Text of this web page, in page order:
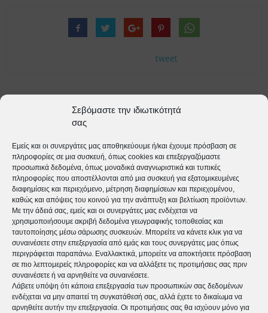
Σεβόμαστε την ιδιωτικότητά
σας
Εμείς και οι συνεργάτες μας αποθηκεύουμε ή/και έχουμε πρόσβαση σε
πληροφορίες σε μια συσκευή, όπως cookies και επεξεργαζόμαστε
προσωπικά δεδομένα, όπως μοναδικά αναγνωριστικά και τυπικές
πληροφορίες που αποστέλλονται από μια συσκευή για εξατομικευμένες
διαφημίσεις και περιεχόμενο, μέτρηση διαφημίσεων και περιεχομένου,
καθώς και απόψεις του κοινού για την ανάπτυξη και βελτίωση προϊόντων.
Με την άδειά σας, εμείς και οι συνεργάτες μας ενδέχεται να
χρησιμοποιήσουμε ακριβή δεδομένα γεωγραφικής τοποθεσίας και
ταυτοποίησης μέσω σάρωσης συσκευών. Μπορείτε να κάνετε κλικ για να
συναινέσετε στην επεξεργασία από εμάς και τους συνεργάτες μας όπως
περιγράφεται παραπάνω. Εναλλακτικά, μπορείτε να αποκτήσετε πρόσβαση
σε πιο λεπτομερείς πληροφορίες και να αλλάξετε τις προτιμήσεις σας πριν
συναινέσετε ή να αρνηθείτε να συναινέσετε.
Λάβετε υπόψη ότι κάποια επεξεργασία των προσωπικών σας δεδομένων
ενδέχεται να μην απαιτεί τη συγκατάθεσή σας, αλλά έχετε το δικαίωμα να
αρνηθείτε αυτήν την επεξεργασία. Οι προτιμήσεις σας θα ισχύουν μόνο για
tweet
Γρίπη: Από ποια ηλικία
παιδιά;
Διοικητής Νοσοκομείου
Αιτωλ/νιας και Νίκος
Καζαντζής Δικηγόρος
timeforlife_online
https://time4life.gr